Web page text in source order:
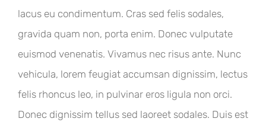
lacus eu condimentum. Cras sed felis sodales,
gravida quam non, porta enim. Donec vulputate
euismod venenatis. Vivamus nec risus ante. Nunc
vehicula, lorem feugiat accumsan dignissim, lectus
felis rhoncus leo, in pulvinar eros ligula non orci.
Donec dignissim tellus sed laoreet sodales. Duis est